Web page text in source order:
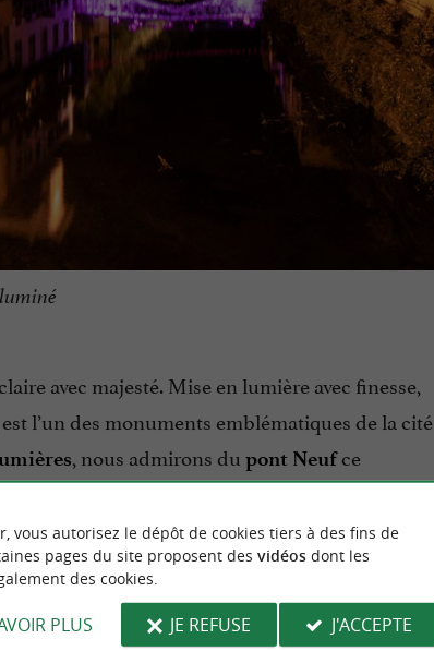
avec majesté. Mise en lumière avec finesse,
l’un des monuments emblématiques de la cité
, nous admirons du pont Neufce
dans la Nive.
vous autorisez le dépôt de cookies tiers à des fins de
pages du site proposent des vidéosdont les
des cookies.
PLUS JE REFUSE J'ACCEPTE